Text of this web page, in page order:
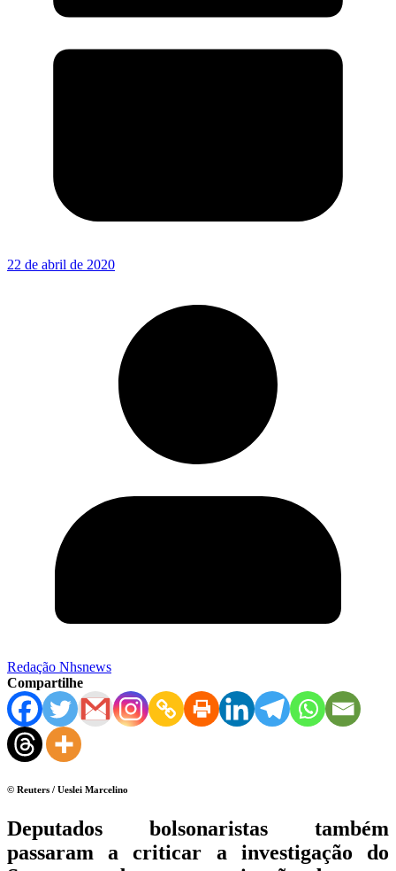
22 de abril de 2020
Redação Nhsnews
Compartilhe
© Reuters / Ueslei Marcelino
Deputados bolsonaristas também
passaram a criticar a investigação do